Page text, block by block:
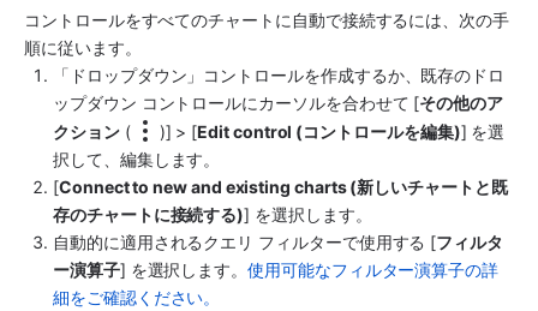
コントロールをすべてのチャートに自動で接続するには、次の手
順に従います。
「ドロップダウン」コントロールを作成するか、既存のドロ
ップダウン コントロールにカーソルを合わせて [その他のア
クション ( )] > [Edit control (コントロールを編集)] を選
択して、編集します。
[Connect to new and existing charts (新しいチャートと既
存のチャートに接続する)] を選択します。
自動的に適用されるクエリ フィルターで使用する [フィルタ
ー演算子] を選択します。使用可能なフィルター演算子の詳
細をご確認ください。